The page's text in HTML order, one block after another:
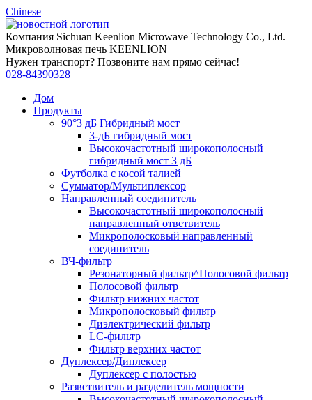
Chinese
Компания Sichuan Keenlion Microwave Technology Co., Ltd.
Микроволновая печь KEENLION
Нужен транспорт? Позвоните нам прямо сейчас!
028-84390328
Дом
Продукты
90°3 дБ Гибридный мост
3-дБ гибридный мост
Высокочастотный широкополосный
гибридный мост 3 дБ
Футболка с косой талией
Сумматор/Мультиплексор
Направленный соединитель
Высокочастотный широкополосный
направленный ответвитель
Микрополосковый направленный
соединитель
ВЧ-фильтр
Резонаторный фильтр^Полосовой фильтр
Полосовой фильтр
Фильтр нижних частот
Микрополосковый фильтр
Диэлектрический фильтр
LC-фильтр
Фильтр верхних частот
Дуплексер/Диплексер
Дуплексер с полостью
Разветвитель и разделитель мощности